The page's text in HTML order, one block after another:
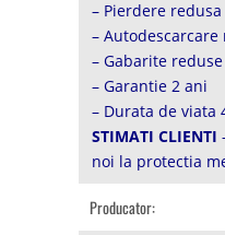
– Pierdere
– Autodescarcare
– Gabarite
– Garantie 2 ani
– Durata de viata
STIMATI CLIENTI
noi la protectia
Producator: